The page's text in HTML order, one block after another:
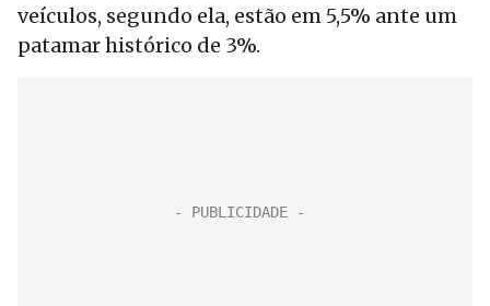
veículos, segundo ela, estão em 5,5% ante um
patamar histórico de 3%.